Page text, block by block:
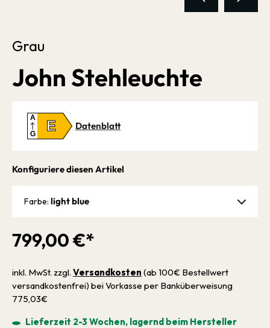
Grau
John Stehleuchte
E
A
G
Datenblatt
799,00 €*
inkl. MwSt. zzgl. Versandkosten (ab 100€ Bestellwert
versandkostenfrei) bei Vorkasse per Banküberweisung
775,03€
Lieferzeit 2-3 Wochen, lagernd beim Hersteller
Konfiguriere diesen Artikel
Farbe: light blue